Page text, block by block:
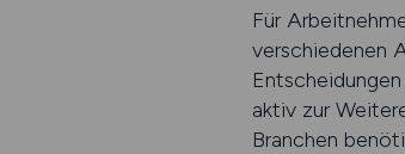
Für
verschiedenen
aktiv zur
Branchen